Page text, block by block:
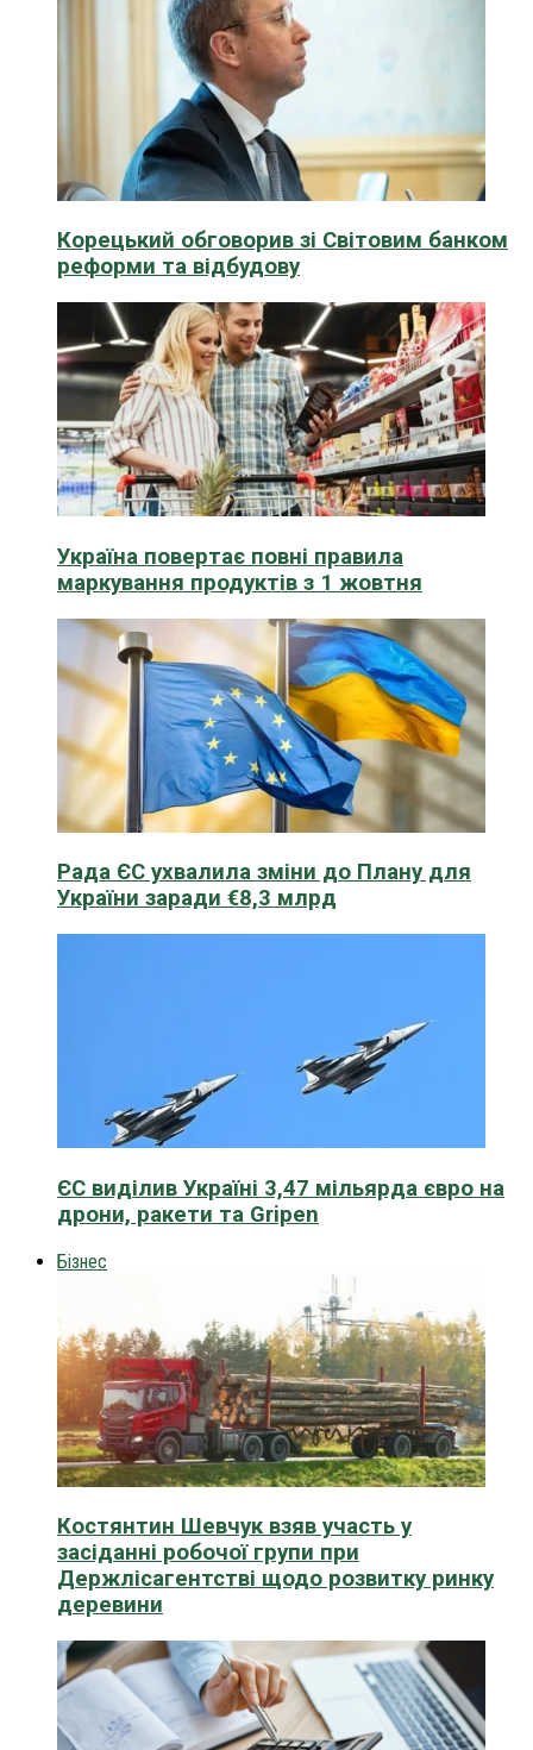
Корецький обговорив зі Світовим банком
реформи та відбудову
Україна повертає повні правила
маркування продуктів з 1 жовтня
Рада ЄС ухвалила зміни до Плану для
України заради €8,3 млрд
ЄС виділив Україні 3,47 мільярда євро на
дрони, ракети та Gripen
Бізнес
Костянтин Шевчук взяв участь у
засіданні робочої групи при
Держлісагентстві щодо розвитку ринку
деревини